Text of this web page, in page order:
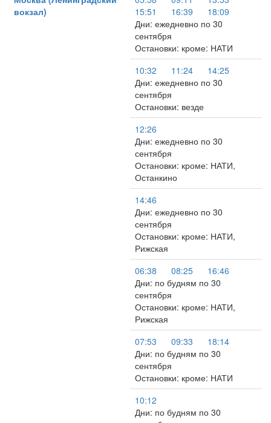
вокзал)
15:51
16:39
18:09
Дни: ежедневно по 30
сентября
Остановки: кроме: НАТИ
10:32
11:24
14:25
Дни: ежедневно по 30
сентября
Остановки: везде
12:26
Дни: ежедневно по 30
сентября
Остановки: кроме: НАТИ,
Останкино
14:46
Дни: ежедневно по 30
сентября
Остановки: кроме: НАТИ,
Рижская
06:38
08:25
16:46
Дни: по будням по 30
сентября
Остановки: кроме: НАТИ,
Рижская
07:53
09:33
18:14
Дни: по будням по 30
сентября
Остановки: кроме: НАТИ
10:12
Дни: по будням по 30